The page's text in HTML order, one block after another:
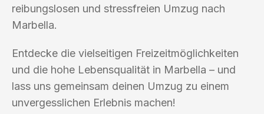
reibungslosen und stressfreien Umzug nach
Marbella.
Entdecke die vielseitigen Freizeitmöglichkeiten
und die hohe Lebensqualität in Marbella – und
lass uns gemeinsam deinen Umzug zu einem
unvergesslichen Erlebnis machen!